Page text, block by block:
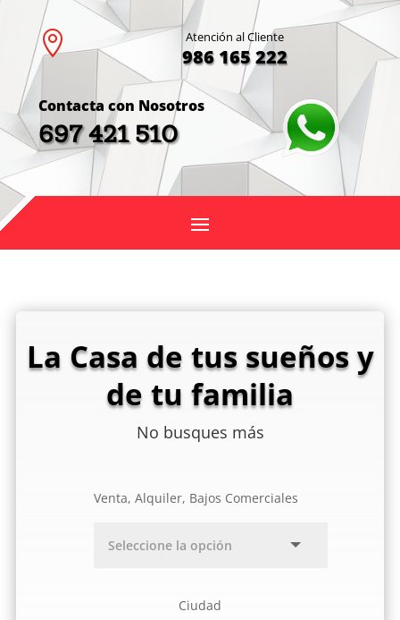
 Atención al Cliente
986 165 222
Contacta con Nosotros
697 421 510
La Casa de tus sueños y
de tu familia
No busques más
Venta, Alquiler, Bajos Comerciales
Ciudad